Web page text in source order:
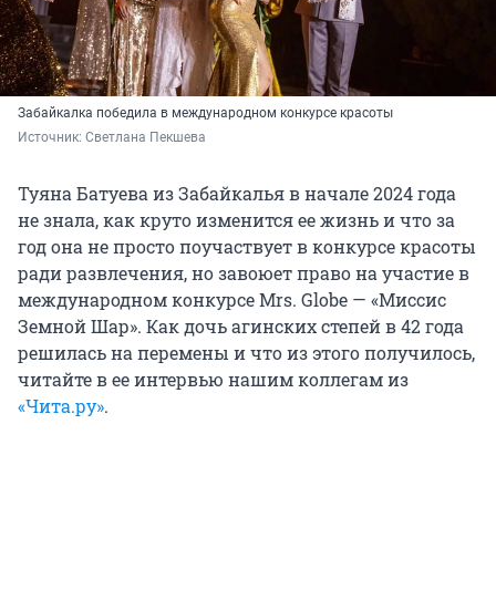
Забайкалка победила в международном конкурсе красоты
Источник: Светлана Пекшева
Туяна Батуева из Забайкалья в начале 2024 года
не знала, как круто изменится ее жизнь и что за
год она не просто поучаствует в конкурсе красоты
ради развлечения, но завоюет право на участие в
международном конкурсе Mrs. Globe — «Миссис
Земной Шар». Как дочь агинских степей в 42 года
решилась на перемены и что из этого получилось,
читайте в ее интервью нашим коллегам из
«Чита.ру».